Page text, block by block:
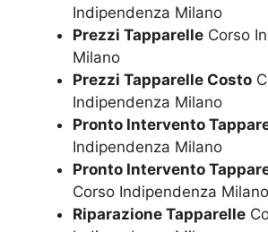
Indipendenza Milano
Prezzi Tapparelle Corso
Milano
Prezzi Tapparelle Costo
Indipendenza Milano
Pronto Intervento
Indipendenza Milano
Pronto Intervento
Corso Indipendenza Milano
Riparazione Tapparelle